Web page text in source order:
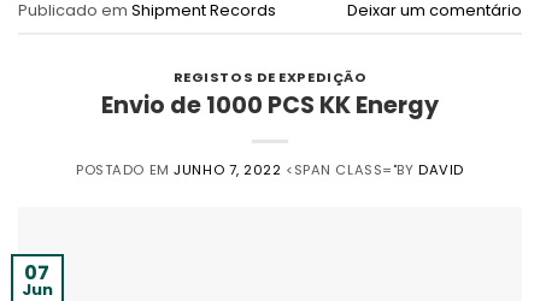
Publicado em Shipment Records Deixar um comentário
REGISTOS DE EXPEDIÇÃO
Envio de 1000 PCS KK Energy
POSTADO EMJUNHO 7, 2022 <SPAN CLASS="BYDAVID
07
Jun